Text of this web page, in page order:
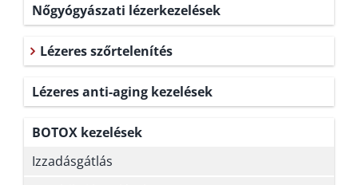
Nőgyógyászati lézerkezelések
Lézeres szőrtelenítés
Lézeres anti-aging kezelések
BOTOX kezelések
Izzadásgátlás